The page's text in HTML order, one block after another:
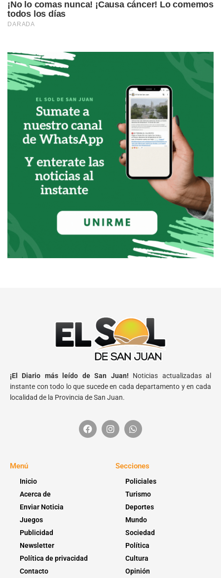
¡El Diario más leído de San Juan! Noticias actualizadas al
instante con todo lo que sucede en cada departamento y en cada
localidad de la Provincia de San Juan.
Menú
Inicio
Acerca de
Enviar Noticia
Juegos
Publicidad
Newsletter
Política de privacidad
Contacto
Secciones
Policiales
Turismo
Deportes
Mundo
Sociedad
Política
Cultura
Opinión